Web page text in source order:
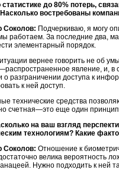
до 80% потерь,
востребованы
Соколов: Подчеркиваю, я могу
работаем. За последние два,
элементарный порядок.
вернее говорить не об
явление, и, в
о разграничении доступа к
к ней доступ.
технические средства
счетная—это еще один
на ваш взгляд
технологиям? Какие
Соколов: Отношение к
велика вероятность
Нужно подходить к ней